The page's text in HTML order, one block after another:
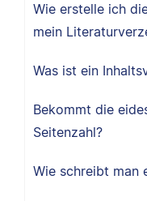
Wie erstelle ich
mein
Was ist ein
Bekommt die
Seitenzahl?
Wie schreibt man